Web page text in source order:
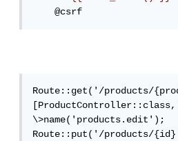
    @csrf
Route::get('/products/
\>name('products.edit');
Route::put('/products/